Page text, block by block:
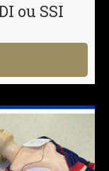
ou SSI